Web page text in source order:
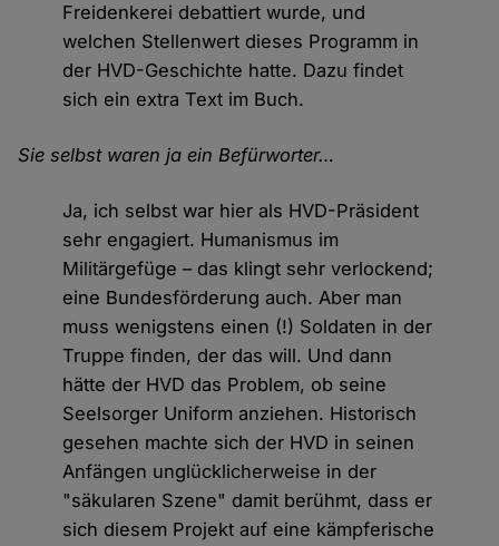
Freidenkerei debattiert wurde, und
welchen Stellenwert dieses Programm in
der HVD-Geschichte hatte. Dazu findet
sich ein extra Text im Buch.
Sie selbst waren ja ein Befürworter…
Ja, ich selbst war hier als HVD-Präsident
sehr engagiert. Humanismus im
Militärgefüge – das klingt sehr verlockend;
eine Bundesförderung auch. Aber man
muss wenigstens einen (!) Soldaten in der
Truppe finden, der das will. Und dann
hätte der HVD das Problem, ob seine
Seelsorger Uniform anziehen. Historisch
gesehen machte sich der HVD in seinen
Anfängen unglücklicherweise in der
"säkularen Szene" damit berühmt, dass er
sich diesem Projekt auf eine kämpferische